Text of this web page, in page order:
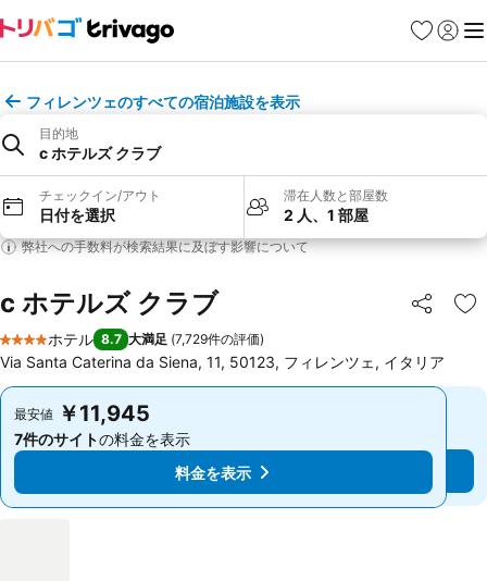
お気に入り
ログイ
メ
フィレンツェのすべての宿泊施設を表示
目的地
c ホテルズ クラブ
チェックイン/アウト
日付を選択
滞在人数と部屋数
2 人、1 部屋
弊社への手数料が検索結果に及ぼす影響について
c ホテルズ クラブ シェア
お
4 ホテルのランク
ホテル 8.7 大満足 (7,729件の評価)
Via Santa Caterina da Siena, 11, 50123, フィレンツェ, イタリア
最安値 ￥11,945
7件のサイトの料金を表示
料金を表示
最安値 ￥11,945
7件のサイトの料金を表示
料金を表示